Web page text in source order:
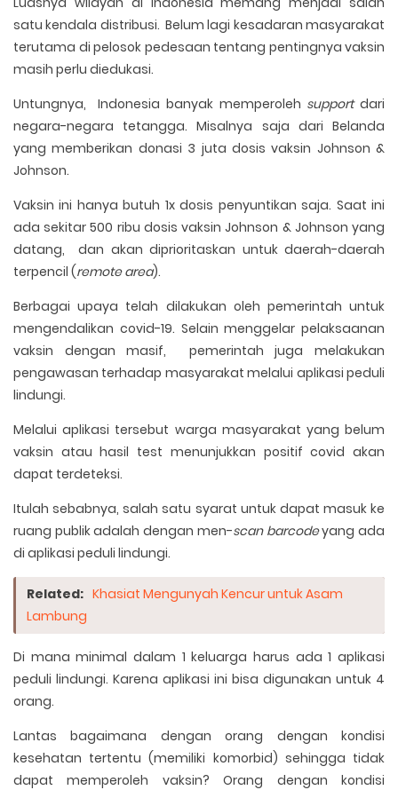
satu kendala distribusi. Belum lagi kesadaran masyarakat
terutama di pelosok pedesaan tentang pentingnya vaksin
masih perlu diedukasi.
Untungnya, Indonesia banyak memperoleh supportdari
negara-negara tetangga. Misalnya saja dari Belanda
yang memberikan donasi 3 juta dosis vaksin Johnson &
Johnson.
Vaksin ini hanya butuh 1x dosis penyuntikan saja. Saat ini
ada sekitar 500 ribu dosis vaksin Johnson & Johnson yang
datang, dan akan diprioritaskan untuk daerah-daerah
terpencil (remote area).
Berbagai upaya telah dilakukan oleh pemerintah untuk
mengendalikan covid-19. Selain menggelar pelaksaanan
vaksin dengan masif, pemerintah juga melakukan
pengawasan terhadap masyarakat melalui aplikasi peduli
lindungi.
Melalui aplikasi tersebut warga masyarakat yang belum
vaksin atau hasil test menunjukkan positif covid akan
dapat terdeteksi.
Itulah sebabnya, salah satu syarat untuk dapat masuk ke
ruang publik adalah dengan men-scan barcodeyang ada
di aplikasi peduli lindungi.
Related: Khasiat Mengunyah Kencur untuk Asam
Lambung
Di mana minimal dalam 1 keluarga harus ada 1 aplikasi
peduli lindungi. Karena aplikasi ini bisa digunakan untuk 4
orang.
Lantas bagaimana dengan orang dengan kondisi
kesehatan tertentu (memiliki komorbid) sehingga tidak
dapat memperoleh vaksin? Orang dengan kondisi